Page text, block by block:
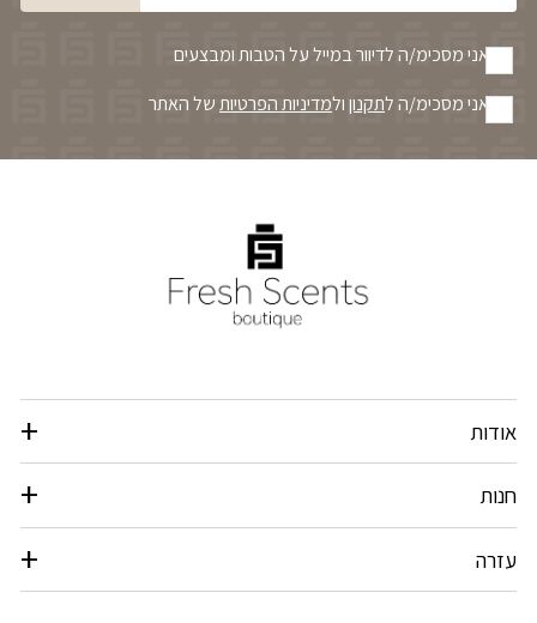
אני מסכימ/ה לדיוור במייל על הטבות ומבצעים
אני מסכימ/ה לתקנוןולמדיניות הפרטיותשל האתר
אודות
חנות
עזרה